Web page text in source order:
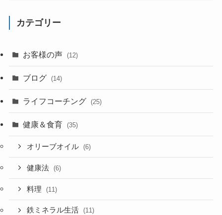
カテゴリー
お客様の声 (12)
ブログ (14)
ライフコーチング (25)
健康＆食育 (35)
オリーブオイル (6)
健康法 (6)
料理 (11)
鉄ミネラル生活 (11)